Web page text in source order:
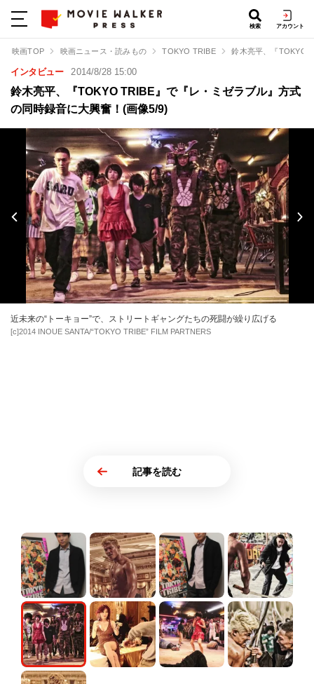
検索 アカウント
映画TOP 映画ニュース・読みもの TOKYO TRIBE 鈴木亮平、『TOKYO
インタビュー 2014/8/28 15:00
鈴木亮平、『TOKYO TRIBE』で『レ・ミゼラブル』方式
の同時録音に大興奮！(画像5/9)
近未来の“トーキョー”で、ストリートギャングたちの死闘が繰り広げる
[c]2014 INOUE SANTA/“TOKYO TRIBE” FILM PARTNERS
記事を読む